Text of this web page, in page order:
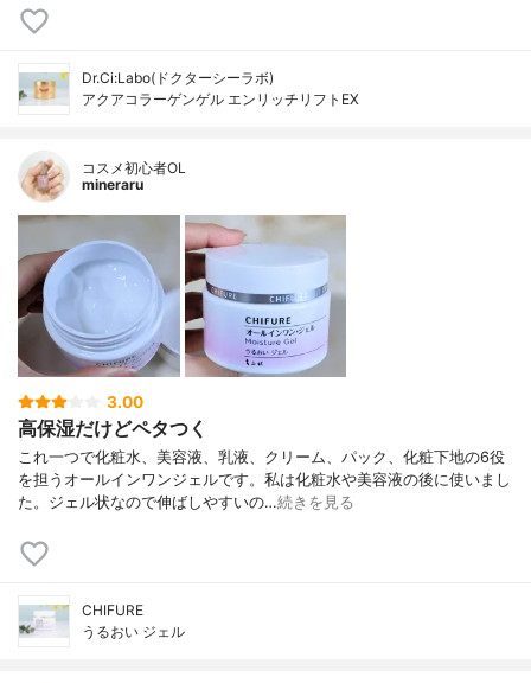
Dr.Ci:Labo(ドクターシーラボ)
アクアコラーゲンゲル エンリッチリフトEX
コスメ初心者OL
mineraru
3.00
高保湿だけどペタつく
これ一つで化粧水、美容液、乳液、クリーム、パック、化粧下地の6役
を担うオールインワンジェルです。私は化粧水や美容液の後に使いまし
た。ジェル状なので伸ばしやすいの…続きを見る
CHIFURE
うるおい ジェル